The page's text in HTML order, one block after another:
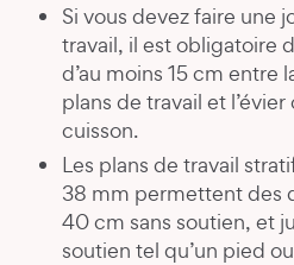
Si vous devez faire une
travail, il est obligatoire
d’au moins 15 cm entre
plans de travail et
cuisson.
Les plans de travail
38 mm permettent des
40 cm sans soutien, et
soutien tel qu’un pied